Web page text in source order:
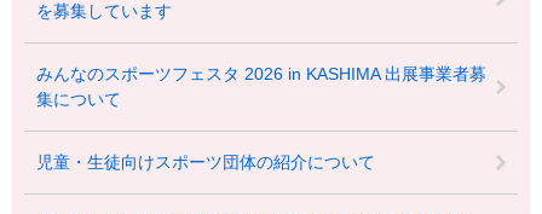
を募集しています
みんなのスポーツフェスタ 2026 in KASHIMA 出展事業者募
集について
児童・生徒向けスポーツ団体の紹介について